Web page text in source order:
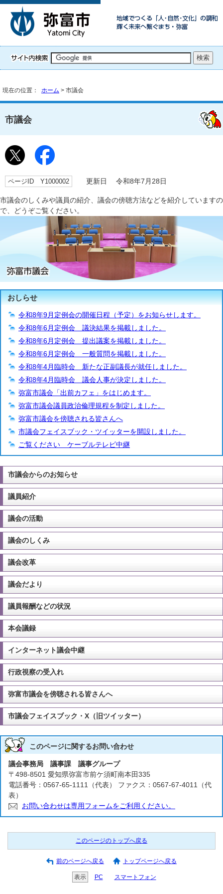
現在の位置： ホーム > 市議会
市議会
ページID Y1000002 更新日 令和8年7月28日
市議会のしくみや議員の紹介、議会の傍聴方法などを紹介していますの
で、どうぞご覧ください。
おしらせ
令和8年9月定例会の開催日程（予定）をお知らせします。
令和8年6月定例会 議決結果を掲載しました。
令和8年6月定例会 提出議案を掲載しました。
令和8年6月定例会 一般質問を掲載しました。
令和8年4月臨時会 新たな正副議長が就任しました。
令和8年4月臨時会 議会人事が決定しました。
弥富市議会「出前カフェ」をはじめます。
弥富市議会議員政治倫理規程を制定しました。
弥富市議会を傍聴される皆さんへ
市議会フェイスブック・ツイッターを開設しました。
ご覧ください ケーブルテレビ中継
市議会からのお知らせ
議員紹介
議会の活動
議会のしくみ
議会改革
議会だより
議員報酬などの状況
本会議録
インターネット議会中継
行政視察の受入れ
弥富市議会を傍聴される皆さんへ
市議会フェイスブック・X（旧ツイッター）
このページに関するお問い合わせ
議会事務局 議事課 議事グループ
〒498-8501 愛知県弥富市前ケ須町南本田335
電話番号：0567-65-1111（代表） ファクス：0567-67-4011（代
表）
お問い合わせは専用フォームをご利用ください。
このページのトップへ戻る
前のページへ戻る トップページへ戻る
表示 PC スマートフォン